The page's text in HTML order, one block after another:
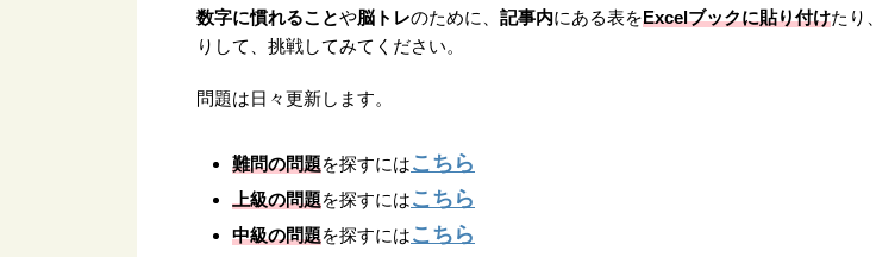
数字に慣れることや脳トレのために、 記事内にある表をExcelブックに貼り付けたり、
りして、挑戦してみてください。
問題は日々更新します。
難問の問題を探すにはこちら
上級の問題を探すにはこちら
中級の問題を探すにはこちら